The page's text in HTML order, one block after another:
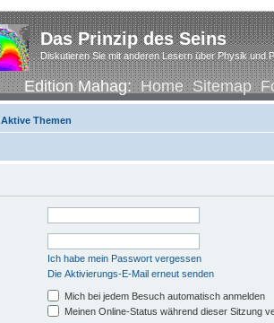
Das Prinzip des Seins
Diskutieren Sie mit anderen Lesern über Physik und
Edition Mahag:Home Sitemap
Aktive Themen
Ich habe mein Passwort vergessen
Die Aktivierungs-E-Mail erneut senden
Mich bei jedem Besuch automatisch anmelden
Meinen Online-Status während dieser Sitzung